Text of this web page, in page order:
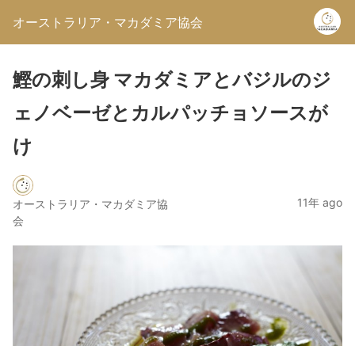
オーストラリア・マカダミア協会
鰹の刺し身 マカダミアとバジルのジ
ェノベーゼとカルパッチョソースが
け
オーストラリア・マカダミア協
会
11年 ago